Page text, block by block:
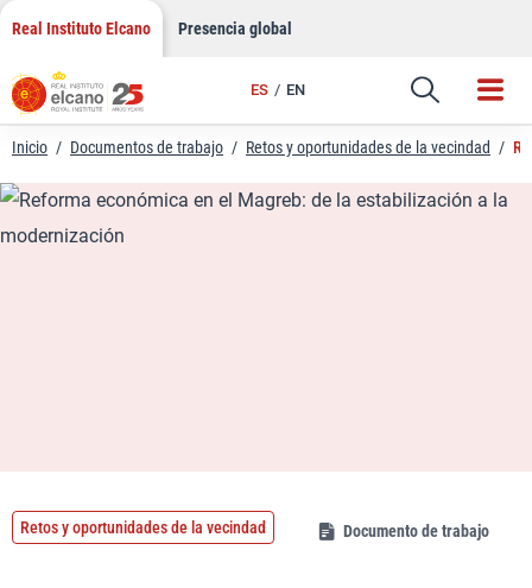
Saltar
contenido
Real Instituto Elcano Presencia global
ES EN
Enlace
Inicio / Documentos de trabajo / Retos y oportunidades de la vecindad /
Retos y oportunidades de la vecindad Documento de trabajo